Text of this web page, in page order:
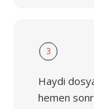
3
Haydi
hemen